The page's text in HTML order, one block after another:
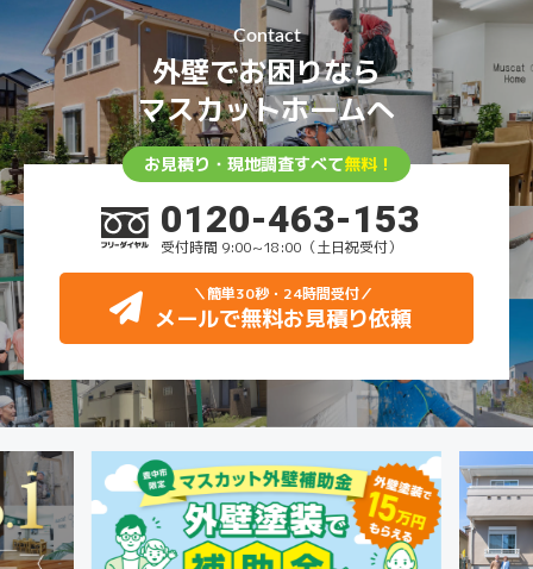
Contact
外壁でお困りなら
マスカットホームへ
お見積り・現地調査すべて無料！
0120-463-153
受付時間 9:00~18:00（土日祝受付）
＼簡単30秒・24時間受付／
メールで無料お見積り依頼